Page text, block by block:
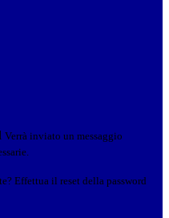
Verrà inviato un messaggio
Effettua il reset della password